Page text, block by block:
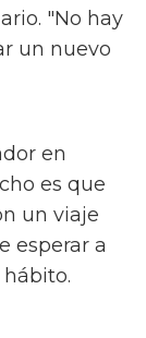
"No hay
un nuevo
en
es que
un viaje
esperar a